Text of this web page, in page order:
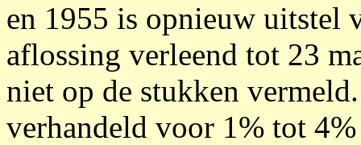
en 1955 is opnieuw uitstel
aflossing verleend tot 23
niet op de stukken
verhandeld voor 1% tot